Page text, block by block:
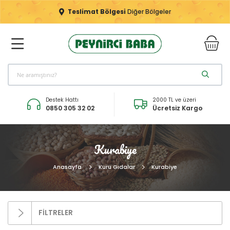
Teslimat Bölgesi Diğer Bölgeler
Destek Hattı
0850 305 32 02
2000 TL ve üzeri
Ücretsiz Kargo
Kurabiye
Anasayfa Kuru Gıdalar Kurabiye
FİLTRELER